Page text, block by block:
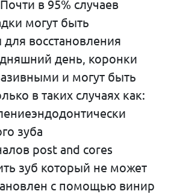
в 95% случаев
могут быть
восстановления
день, коронки
и могут быть
в таких случаях как:
зуба
post and cores
зуб который не может
с помощью винир